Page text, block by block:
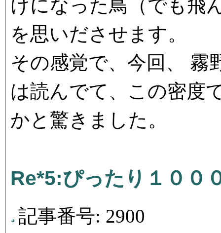
けになった鳥（でも飛
を思いださせます。
その感覚で、今回、 霧
は読んでて、この密度
かと驚きました。
Re*5:ぴったり１００
記事番号: 2900